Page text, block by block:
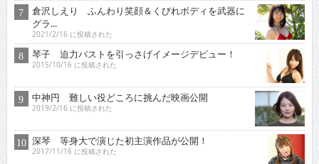
倉沢しえり ふんわり笑顔＆くびれボディを武器に
グラ...
2021/2/16 に投稿された
琴子 迫力バストを引っさげイメージデビュー！
2015/10/16 に投稿された
中神円 難しい役どころに挑んだ映画公開
2019/2/16 に投稿された
深琴 等身大で演じた初主演作品が公開！
2017/11/16 に投稿された